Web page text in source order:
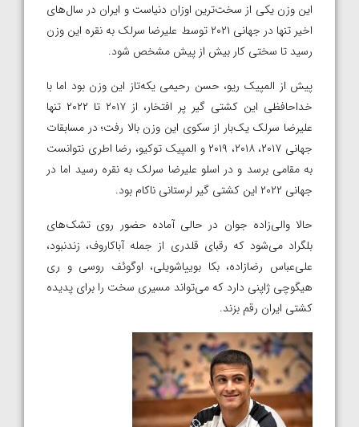
این وزن یکی از سخت‌ترین‌ اوزان دنیاست و ایران در سال‌های
اخیر تنها در جهانی ۲۰۲۱ توسط علیرضا سرلک به نقره این‌ وزن
رسید تا سختی کار بیش از پیش مشخص شود.
پیش از المپیک ریو، حسن رحیمی یکه‌تاز این وزن بود اما با
خداحافظی این کشتی گیر پر افتخار، از ۲۰۱۷ تا ۲۰۲۲ تنها
علیرضا سرلک یک‌بار از سکوی این وزن بالا رفت؛ در مسابقات
جهانی ۲۰۱۷، ۲۰۱۸، ۲۰۱۹ و المپیک توکیو، رضا اطری نتوانست
به مقامی برسد و در اسلو علیرضا سرلک به نقره رسید اما در
جهانی ۲۰۲۲ این کشتی گیر لرستانی ناکام بود.
حالا والی‌زاده جوان در حالی آماده حضور روی تشک‌های
بلگراد می‌شود که رقبای قلدری از جمله آباکاروف، زندنبود،
علی‌عباس رضازاده، بکا بوییاشویلی، اوگوئف روسی و ری
هیگوچی ژاپنی دارد که می‌تواند مسیری سخت را برای پدیده
کشتی ایران رقم بزند.